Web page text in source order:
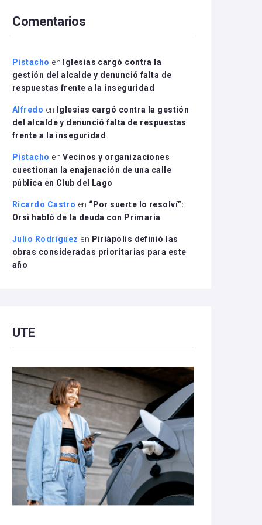
disminuir
el
Comentarios
Pistacho en
Iglesias cargó contra la
gestión del alcalde y denunció falta de
respuestas frente a la inseguridad
Alfredo en
Iglesias cargó contra la gestión
del alcalde y denunció falta de respuestas
frente a la inseguridad
Pistacho enVecinos y organizaciones
cuestionan la enajenación de una calle
pública en Club del Lago
Ricardo Castro en “Por suerte lo resolví”:
Orsi habló de la deuda con Primaria
Julio Rodríguez en Piriápolis definió las
obras consideradas prioritarias para este
año
UTE